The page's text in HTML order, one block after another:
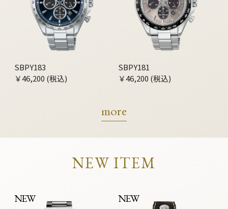
SBPY183
￥46,200 (税込)
SBPY181
￥46,200 (税込)
more
NEW ITEM
NEW NEW